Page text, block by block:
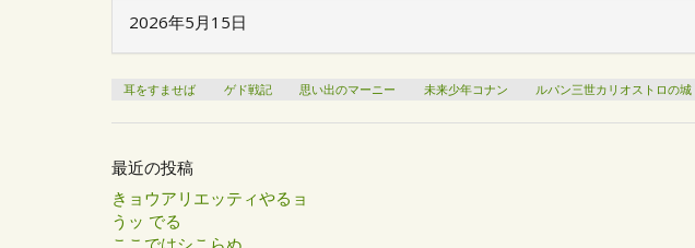
2026年5月15日
耳をすませば ゲド戦記 思い出のマーニー 未来少年コナン ルパン三世カリオストロの城
最近の投稿
きョウアリエッティやるョ
うッ でる
ここではシこらぬ